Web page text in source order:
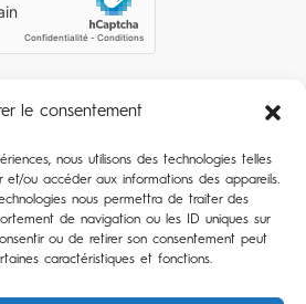
le consentement
nous utilisons des technologies telles
et/ou accéder aux informations des appareils.
nous permettra de traiter des
de navigation ou les ID uniques sur
ou de retirer son consentement peut
caractéristiques et fonctions.